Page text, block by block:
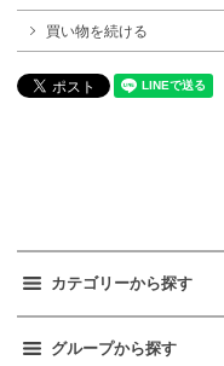
買い物を続ける
カテゴリーから探す
グループから探す